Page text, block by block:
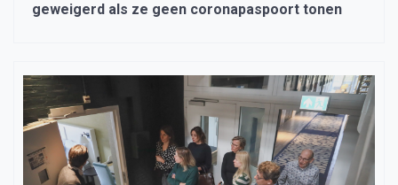
geweigerd als ze geen coronapaspoort tonen